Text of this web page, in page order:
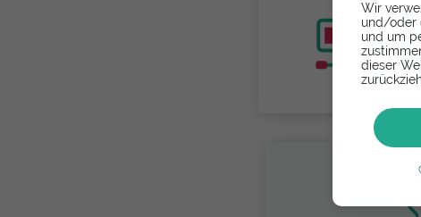
Wir
und/oder
und um
dieser